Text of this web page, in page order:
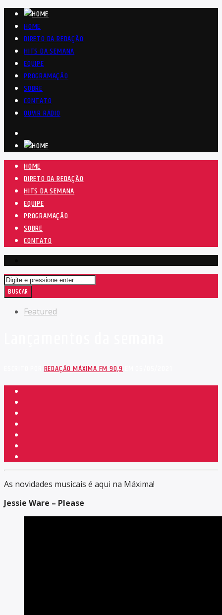
HOME
DIRETO DA REDAÇÃO
HITS DA SEMANA
EQUIPE
PROGRAMAÇÃO
SOBRE
CONTATO
OUVIR RÁDIO
HOME
DIRETO DA REDAÇÃO
HITS DA SEMANA
EQUIPE
PROGRAMAÇÃO
SOBRE
CONTATO
Featured
ESCRITO PORREDAÇÃO MÁXIMA FM 90,9EM 05/05/2021
As novidades musicais é aqui na Máxima!
Jessie Ware – Please